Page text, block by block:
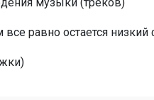
равно остается